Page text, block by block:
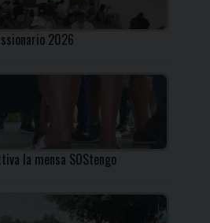
2026
la mensa SOStengo